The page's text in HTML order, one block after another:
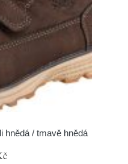
hnědá / tmavě hnědá